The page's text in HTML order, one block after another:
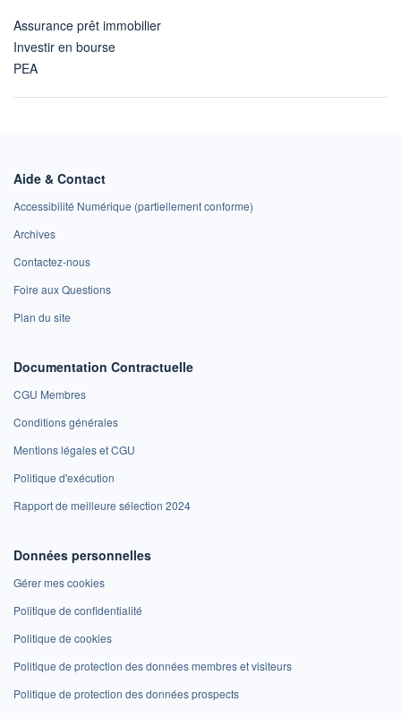
Assurance prêt immobilier
Investir en bourse
PEA
Aide & Contact
Accessibilité Numérique (partiellement conforme)
Archives
Contactez-nous
Foire aux Questions
Plan du site
Documentation Contractuelle
CGU Membres
Conditions générales
Mentions légales et CGU
Politique d'exécution
Rapport de meilleure sélection 2024
Données personnelles
Gérer mes cookies
Politique de confidentialité
Politique de cookies
Politique de protection des données membres et visiteurs
Politique de protection des données prospects